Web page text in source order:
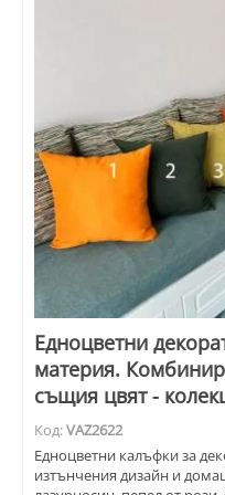
Едноцветни
материя.
същия цвят -
Код:VAZ2622
Едноцветни калъфки за
изтънчения дизайн и